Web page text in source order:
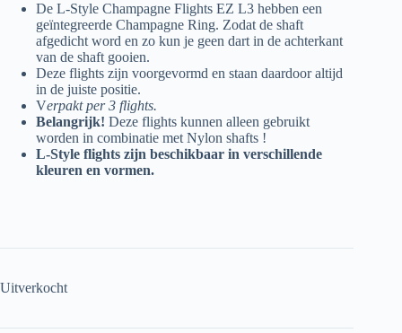
De L-Style Champagne Flights EZ L3 hebben een
geïntegreerde Champagne Ring. Zodat de shaft
afgedicht word en zo kun je geen dart in de achterkant
van de shaft gooien.
Deze flights zijn voorgevormd en staan daardoor altijd
in de juiste positie.
Verpakt per 3 flights.
Belangrijk! Deze flights kunnen alleen gebruikt
worden in combinatie met Nylon shafts !
L-Style flights zijn beschikbaar in verschillende
kleuren en vormen.
Uitverkocht